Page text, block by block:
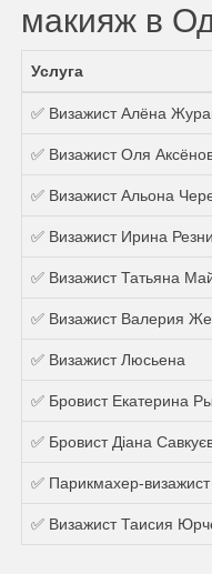
макияж в
Услуга
✅ Визажист Алёна
✅ Визажист Оля
✅ Визажист Альона
✅ Визажист Ирина
✅ Визажист Татьяна
✅ Визажист Валерия
✅ Визажист Люсьена
✅ Бровист Екатерина
✅ Бровист Діана
✅ Парикмахер-
✅ Визажист Таисия